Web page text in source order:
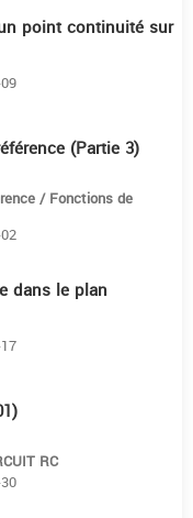
point continuité sur
(Partie 3)
/ Fonctions de
dans le plan
RC